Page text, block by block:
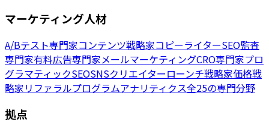
マーケティング人材
A/Bテスト専門家コンテンツ戦略家コピーライターSEO監査
専門家有料広告専門家メールマーケティングCRO専門家プロ
グラマティックSEOSNSクリエイターローンチ戦略家価格戦
略家リファラルプログラムアナリティクス全25の専門分野
拠点